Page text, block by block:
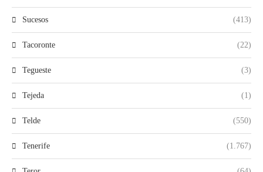
Sucesos (413)
Tacoronte (22)
Tegueste (3)
Tejeda (1)
Telde (550)
Tenerife (1.767)